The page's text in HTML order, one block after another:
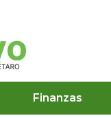
Finanzas